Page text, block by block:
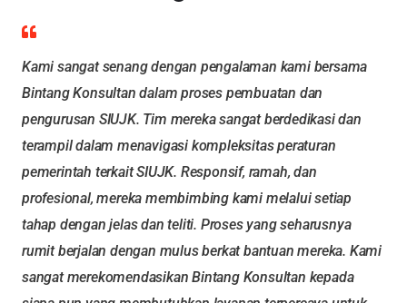
Kami sangat senang dengan pengalaman kami bersama
Bintang Konsultan dalam proses pembuatan dan
pengurusan SIUJK. Tim mereka sangat berdedikasi dan
terampil dalam menavigasi kompleksitas peraturan
pemerintah terkait SIUJK. Responsif, ramah, dan
profesional, mereka membimbing kami melalui setiap
tahap dengan jelas dan teliti. Proses yang seharusnya
rumit berjalan dengan mulus berkat bantuan mereka. Kami
sangat merekomendasikan Bintang Konsultan kepada